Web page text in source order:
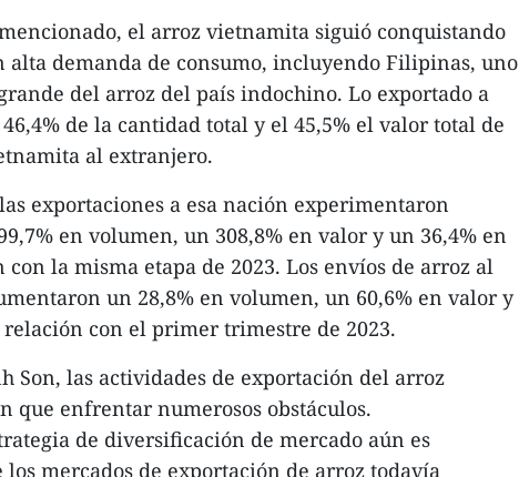
el arroz vietnamita siguió conquistando
alta demanda de consumo, incluyendo Filipinas, uno
del arroz del país indochino. Lo exportado a
de la cantidad total y el 45,5% el valor total de
al extranjero.
exportaciones a esa nación experimentaron
en volumen, un 308,8% en valor y un 36,4% en
la misma etapa de 2023. Los envíos de arroz al
un 28,8% en volumen, un 60,6% en valor y
con el primer trimestre de 2023.
Son, las actividades de exportación del arroz
que enfrentar numerosos obstáculos.
de diversificación de mercado aún es
mercados de exportación de arroz todavía